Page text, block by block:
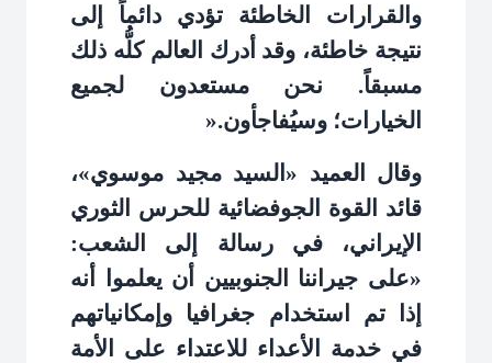
والقرارات الخاطئة تؤدي دائماً إلى
نتيجة خاطئة، وقد أدرك العالم كلُّه ذلك
مسبقاً. نحن مستعدون لجميع
الخيارات؛ وسيُفاجأون».
وقال العميد «السيد مجيد موسوي»،
قائد القوة الجوفضائية للحرس الثوري
الإيراني، في رسالة إلى الشعب:
«على جيراننا الجنوبيين أن يعلموا أنه
إذا تم استخدام جغرافيا وإمكانياتهم
في خدمة الأعداء للاعتداء على الأمة